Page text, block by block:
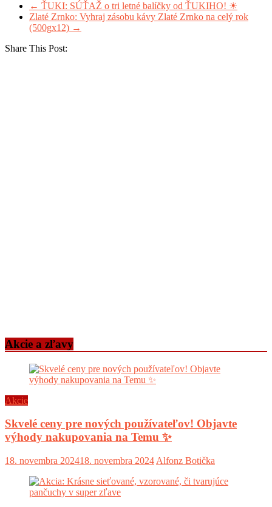
← ŤUKI: SÚŤAŽ o tri letné balíčky od ŤUKIHO! ☀
Zlaté Zrnko: Vyhraj zásobu kávy Zlaté Zrnko na celý rok
(500gx12) →
Share This Post:
Akcie a zľavy
Akcie
Skvelé ceny pre nových používateľov! Objavte
výhody nakupovania na Temu ✨
18. novembra 202418. novembra 2024 Alfonz Botička